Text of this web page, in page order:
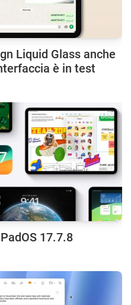
Liquid Glass anche
è in test
17.7.8